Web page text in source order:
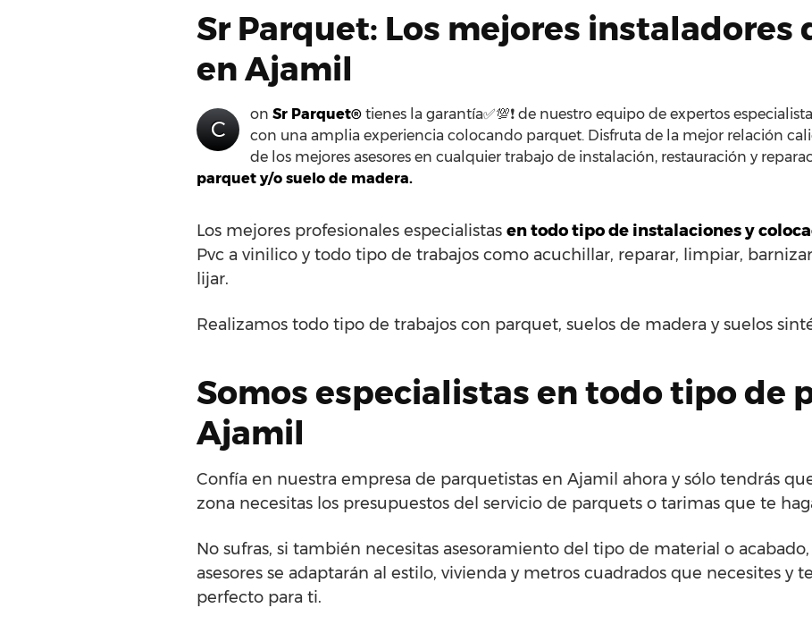
Sr Parquet: Los mejores instaladores
en Ajamil
C
on Sr Parquet® tienes la garantía✅💯❗ de nuestro equipo de expertos
con una amplia experiencia colocando parquet. Disfruta de la mejor relación
de los mejores asesores en cualquier trabajo de instalación, restauración y
parquet y/o suelo de madera.
Los mejores profesionales especialistas en todo tipo de instalaciones y
Pvc a vinilico y todo tipo de trabajos como acuchillar, reparar, limpiar,
lijar.
Realizamos todo tipo de trabajos con parquet, suelos de madera y suelos
Somos especialistas en todo tipo de
Ajamil
Confía en nuestra empresa de parquetistas en Ajamil ahora y sólo tendrás
zona necesitas los presupuestos del servicio de parquets o tarimas que te
No sufras, si también necesitas asesoramiento del tipo de material o
asesores se adaptarán al estilo, vivienda y metros cuadrados que necesites y
perfecto para ti.